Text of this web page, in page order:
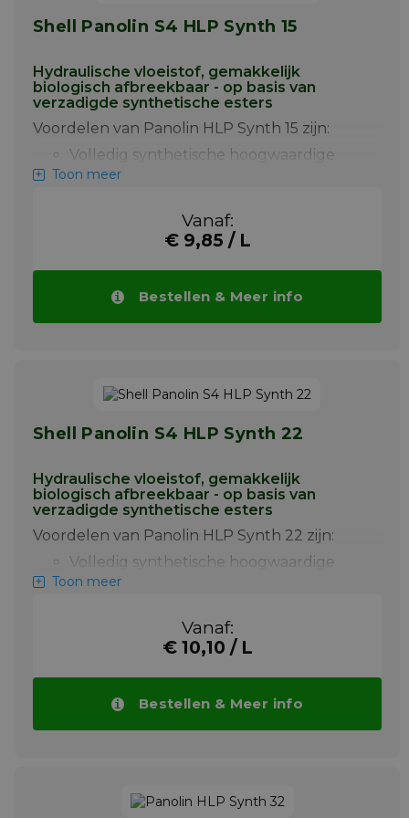
Meer info
Shell Panolin S4 HLP Synth 15
Hydraulische vloeistof, gemakkelijk
biologisch afbreekbaar - op basis van
verzadigde synthetische esters
Voordelen van Panolin HLP Synth 15 zijn:
Volledig synthetische hoogwaardige
hydraulische vloeistof, vrij van zink en
Voorkomt het vastplakken en afzetten
van verouderingsproducten, zelfs bij
olieverversingen, "vulling voor de
Aanzienlijk grotere reservecapaciteit
Uitstekende eigenschappen bij hoge
Uitstekende stromingseigenschappen
bij koude temperaturen (zeer lage
stolpunt)
Bestand tegen oxidatie bij hoge
temperaturen
Toon meer
Vanaf:
€ 9,85 / L
Bestellen & Meer info
Shell Panolin S4 HLP Synth 22
Hydraulische vloeistof, gemakkelijk
biologisch afbreekbaar - op basis van
verzadigde synthetische esters
Voordelen van Panolin HLP Synth 22 zijn:
Volledig synthetische hoogwaardige
hydraulische vloeistof, vrij van zink en
Voorkomt verouderingsproducten en
afzettingen, zelfs bij hoge
olieverversingen, "levenslange vulling"
Veel grotere reservecapaciteit dan
conventionele hydraulische oliën
Toon meer
Vanaf:
€ 10,10 / L
Bestellen & Meer info